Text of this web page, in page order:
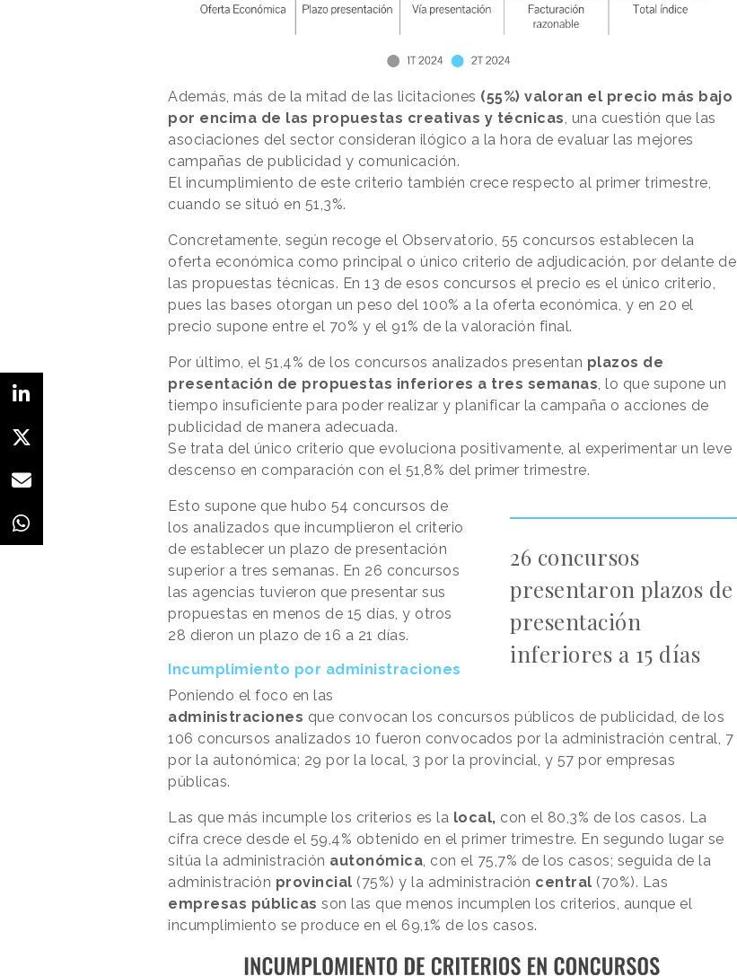
Además, más de la mitad de las licitaciones (55%) valoran el precio más bajo
por encima de las propuestas creativas y técnicas, una cuestión que las
asociaciones del sector consideran ilógico a la hora de evaluar las mejores
campañas de publicidad y comunicación.
El incumplimiento de este criterio también crece respecto al primer trimestre,
cuando se situó en 51,3%.
Concretamente, según recoge el Observatorio, 55 concursos establecen la
oferta económica como principal o único criterio de adjudicación, por delante de
las propuestas técnicas. En 13 de esos concursos el precio es el único criterio,
pues las bases otorgan un peso del 100% a la oferta económica, y en 20 el
precio supone entre el 70% y el 91% de la valoración final.
Por último, el 51,4% de los concursos analizados presentan plazos de
presentación de propuestas inferiores a tres semanas, lo que supone un
tiempo insuficiente para poder realizar y planificar la campaña o acciones de
publicidad de manera adecuada.
Se trata del único criterio que evoluciona positivamente, al experimentar un leve
descenso en comparación con el 51,8% del primer trimestre.
26 concursos
presentaron plazos de
presentación
inferiores a 15 días
Esto supone que hubo 54 concursos de
los analizados que incumplieron el criterio
de establecer un plazo de presentación
superior a tres semanas. En 26 concursos
las agencias tuvieron que presentar sus
propuestas en menos de 15 días, y otros
28 dieron un plazo de 16 a 21 días.
Incumplimiento por administraciones
Poniendo el foco en las
administraciones que convocan los concursos públicos de publicidad, de los
106 concursos analizados 10 fueron convocados por la administración central, 7
por la autonómica; 29 por la local, 3 por la provincial, y 57 por empresas
públicas.
Las que más incumple los criterios es la local, con el 80,3% de los casos. La
cifra crece desde el 59,4% obtenido en el primer trimestre. En segundo lugar se
sitúa la administración autonómica, con el 75,7% de los casos; seguida de la
administración provincial (75%) y la administración central (70%). Las
empresas públicas son las que menos incumplen los criterios, aunque el
incumplimiento se produce en el 69,1% de los casos.